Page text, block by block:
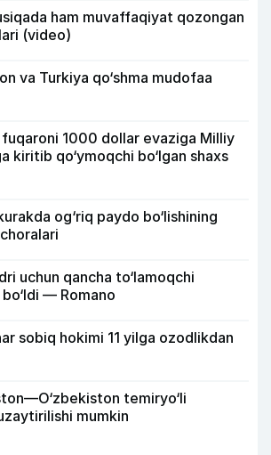
ham muvaffaqiyat qozongan
(video)
va Turkiya qo‘shma mudofaa
1000 dollar evaziga Milliy
kiritib qo‘ymoqchi bo‘lgan shaxs
og‘riq paydo bo‘lishining
uchun qancha to‘lamoqchi
— Romano
sobiq hokimi 11 yilga ozodlikdan
temiryo‘li
mumkin